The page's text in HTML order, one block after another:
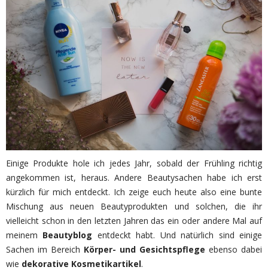
Einige Produkte hole ich jedes Jahr, sobald der Frühling richtig
angekommen ist, heraus. Andere Beautysachen habe ich erst
kürzlich für mich entdeckt. Ich zeige euch heute also eine bunte
Mischung aus neuen Beautyprodukten und solchen, die ihr
vielleicht schon in den letzten Jahren das ein oder andere Mal auf
meinem Beautyblog entdeckt habt. Und natürlich sind einige
Sachen im Bereich Körper- und Gesichtspflege ebenso dabei
wie dekorative Kosmetikartikel.